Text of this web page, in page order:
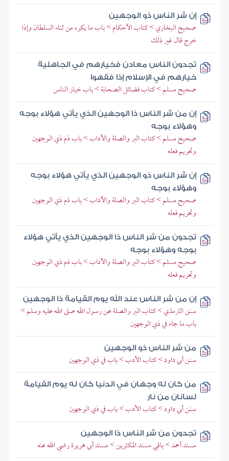
إن شر الناس ذو الوجهين
صحيح البخاري > كتاب الأحكام > باب ما يكره من ثناء السلطان وإذا
خرج قال غير ذلك
تجدون الناس معادن فخيارهم في الجاهلية
خيارهم في الإسلام إذا فقهوا
صحيح مسلم > كتاب فضائل الصحابة > باب خيار الناس
إن من شر الناس ذا الوجهين الذي يأتي هؤلاء بوجه
وهؤلاء بوجه
صحيح مسلم > كتاب البر والصلة والآداب > باب ذم ذي الوجهين
وتحريم فعله
إن شر الناس ذو الوجهين الذي يأتي هؤلاء بوجه
وهؤلاء بوجه
صحيح مسلم > كتاب البر والصلة والآداب > باب ذم ذي الوجهين
وتحريم فعله
تجدون من شر الناس ذا الوجهين الذي يأتي هؤلاء
بوجه وهؤلاء بوجه
صحيح مسلم > كتاب البر والصلة والآداب > باب ذم ذي الوجهين
وتحريم فعله
إن من شر الناس عند الله يوم القيامة ذا الوجهين
سنن الترمذي > كتاب البر والصلة عن رسول الله صلى الله عليه وسلم >
باب ما جاء في ذي الوجهين
من شر الناس ذو الوجهين
سنن أبي داود > كتاب الأدب > باب في ذي الوجهين
من كان له وجهان في الدنيا كان له يوم القيامة
لسانان من نار
سنن أبي داود > كتاب الأدب > باب في ذي الوجهين
تجدون من شر الناس ذا الوجهين
مسند أحمد > باقي مسند المكثرين > مسند أبي هريرة رضي الله عنه